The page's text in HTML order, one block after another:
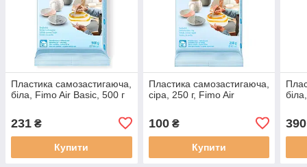
Пластика самозастигаюча,
біла, Fimo Air Basic, 500 г
231 ₴
Купити
Пластика самозастигаюча,
сіра, 250 г, Fimo Air
100₴
Купити
390